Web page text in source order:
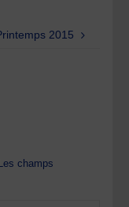
2015
champs